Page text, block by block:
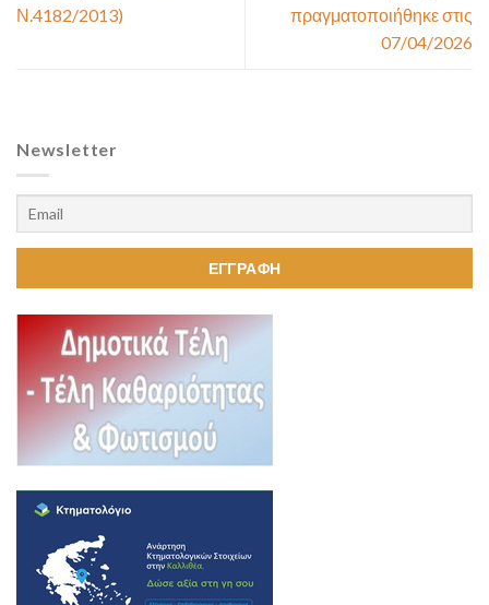
Ν.4182/2013)
πραγματοποιήθηκε στις
07/04/2026
Newsletter